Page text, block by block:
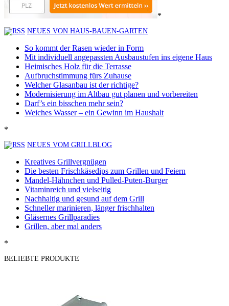
*
NEUES VON HAUS-BAUEN-GARTEN
So kommt der Rasen wieder in Form
Mit individuell angepassten Ausbaustufen ins eigene Haus
Heimisches Holz für die Terrasse
Aufbruchstimmung fürs Zuhause
Welcher Glasanbau ist der richtige?
Modernisierung im Altbau gut planen und vorbereiten
Darf’s ein bisschen mehr sein?
Weiches Wasser – ein Gewinn im Haushalt
*
NEUES VOM GRILLBLOG
Kreatives Grillvergnügen
Die besten Frischkäsedips zum Grillen und Feiern
Mandel-Hähnchen und Pulled-Puten-Burger
Vitaminreich und vielseitig
Nachhaltig und gesund auf dem Grill
Schneller marinieren, länger frischhalten
Gläsernes Grillparadies
Grillen, aber mal anders
*
BELIEBTE PRODUKTE